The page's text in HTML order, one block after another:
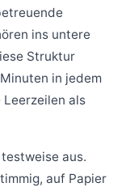
ins untere
Struktur
in jedem
als
aus.
auf Papier